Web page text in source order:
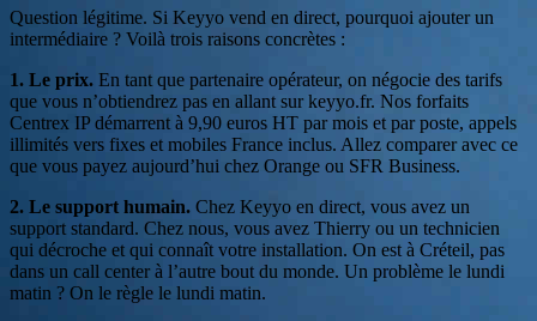
Question légitime. Si Keyyo vend en direct, pourquoi ajouter un
intermédiaire ? Voilà trois raisons concrètes :
1. Le prix. En tant que partenaire opérateur, on négocie des tarifs
que vous n’obtiendrez pas en allant sur keyyo.fr. Nos forfaits
Centrex IP démarrent à 9,90 euros HT par mois et par poste, appels
illimités vers fixes et mobiles France inclus. Allez comparer avec ce
que vous payez aujourd’hui chez Orange ou SFR Business.
2. Le support humain. Chez Keyyo en direct, vous avez un
support standard. Chez nous, vous avez Thierry ou un technicien
qui décroche et qui connaît votre installation. On est à Créteil, pas
dans un call center à l’autre bout du monde. Un problème le lundi
matin ? On le règle le lundi matin.